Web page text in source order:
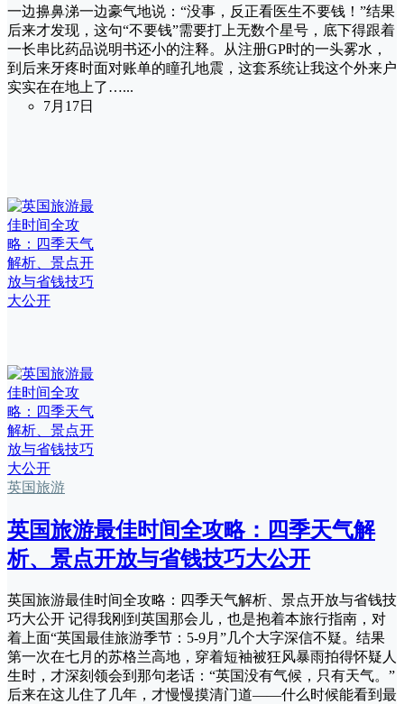
一边擤鼻涕一边豪气地说：“没事，反正看医生不要钱！”结果
后来才发现，这句“不要钱”需要打上无数个星号，底下得跟着
一长串比药品说明书还小的注释。从注册GP时的一头雾水，
到后来牙疼时面对账单的瞳孔地震，这套系统让我这个外来户
实实在在地上了…...
7月17日
英国旅游
英国旅游最佳时间全攻略：四季天气解
析、景点开放与省钱技巧大公开
英国旅游最佳时间全攻略：四季天气解析、景点开放与省钱技
巧大公开 记得我刚到英国那会儿，也是抱着本旅行指南，对
着上面“英国最佳旅游季节：5-9月”几个大字深信不疑。结果
第一次在七月的苏格兰高地，穿着短袖被狂风暴雨拍得怀疑人
生时，才深刻领会到那句老话：“英国没有气候，只有天气。”
后来在这儿住了几年，才慢慢摸清门道——什么时候能看到最